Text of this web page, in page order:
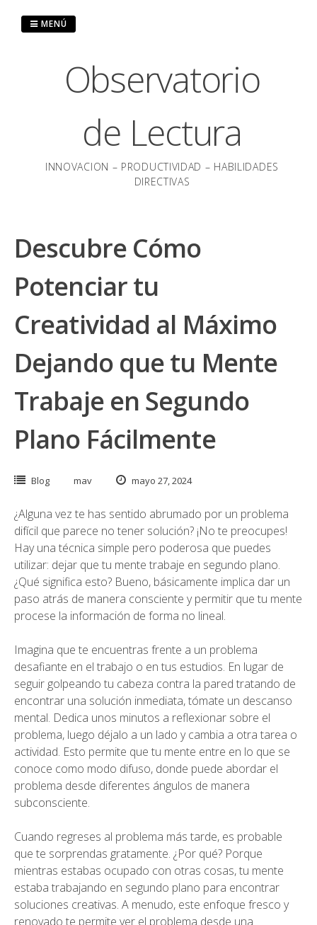
Observatorio
de Lectura
INNOVACION – PRODUCTIVIDAD – HABILIDADES
DIRECTIVAS
MENÚ
Descubre Cómo
Potenciar tu
Creatividad al Máximo
Dejando que tu Mente
Trabaje en Segundo
Plano Fácilmente
Blog mav mayo 27, 2024
¿Alguna vez te has sentido abrumado por un problema
difícil que parece no tener solución? ¡No te preocupes!
Hay una técnica simple pero poderosa que puedes
utilizar: dejar que tu mente trabaje en segundo plano.
¿Qué significa esto? Bueno, básicamente implica dar un
paso atrás de manera consciente y permitir que tu mente
procese la información de forma no lineal.
Imagina que te encuentras frente a un problema
desafiante en el trabajo o en tus estudios. En lugar de
seguir golpeando tu cabeza contra la pared tratando de
encontrar una solución inmediata, tómate un descanso
mental. Dedica unos minutos a reflexionar sobre el
problema, luego déjalo a un lado y cambia a otra tarea o
actividad. Esto permite que tu mente entre en lo que se
conoce como modo difuso, donde puede abordar el
problema desde diferentes ángulos de manera
subconsciente.
Cuando regreses al problema más tarde, es probable
que te sorprendas gratamente. ¿Por qué? Porque
mientras estabas ocupado con otras cosas, tu mente
estaba trabajando en segundo plano para encontrar
soluciones creativas. A menudo, este enfoque fresco y
renovado te permite ver el problema desde una